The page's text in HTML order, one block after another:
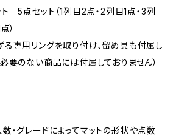
ト 5点セット（1列目2点・2列目1点・3列
）
る専用リングを取り付け、留め具も付属し
要のない商品には付属しておりません）
・グレードによってマットの形状や点数